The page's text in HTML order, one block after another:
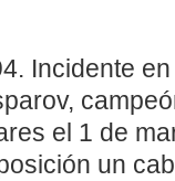
Incidente
el 1 de
un